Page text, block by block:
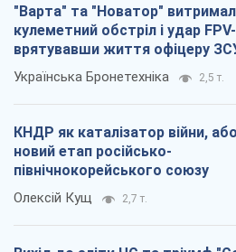
"Варта" та "Новатор"
кулеметний обстріл і удар
врятувавши життя офіцеру
Українська Бронетехніка 2,5 т.
КНДР як каталізатор війни,
новий етап російсько-
північнокорейського союзу
Олексій Кущ 2,7 т.